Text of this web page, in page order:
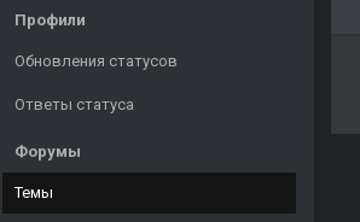
Профили
Обновления статусов
Ответы статуса
Форумы
Темы